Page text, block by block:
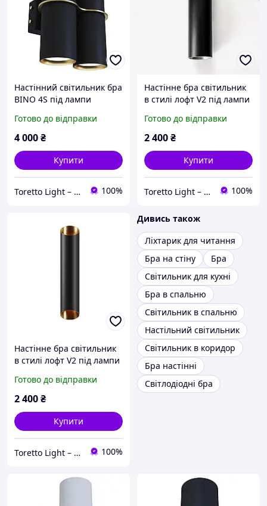
Настінний світильник бра
BINO 4S під лампи
Готово до відправки
4 000₴
Купити
Toretto Light – Освітлення та електротовари 100%
Настінне бра світильник
в стилі лофт V2 під лампи
Готово до відправки
2 400₴
Купити
Toretto Light – Освітлення та електротовари 100%
Настінне бра світильник
в стилі лофт V2 під лампи
Готово до відправки
2 400₴
Купити
Toretto Light – Освітлення та електротовари 100%
Дивись також
Ліхтарик для читання
Бра на стіну
Бра
Світильник для кухні
Бра в спальню
Світильник в спальню
Настільний світильник
Світильник в коридор
Бра настінні
Світлодіодні бра